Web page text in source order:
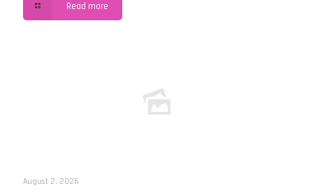
Read more
August 2, 2026